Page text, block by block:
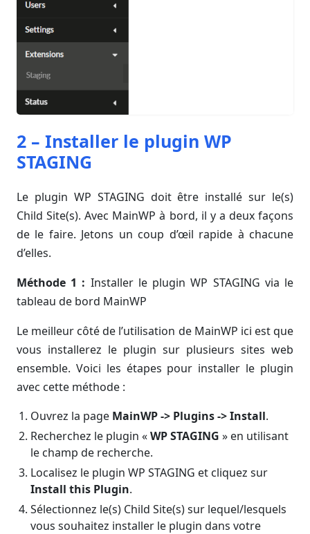
2 – Installer le plugin WP
STAGING
Le plugin WP STAGING doit être installé sur le(s)
Child Site(s). Avec MainWP à bord, il y a deux façons
de le faire. Jetons un coup d’œil rapide à chacune
d’elles.
Méthode 1 : Installer le plugin WP STAGING via le
tableau de bord MainWP
Le meilleur côté de l’utilisation de MainWP ici est que
vous installerez le plugin sur plusieurs sites web
ensemble. Voici les étapes pour installer le plugin
avec cette méthode :
Ouvrez la page MainWP -> Plugins -> Install.
Recherchez le plugin «WP STAGING » en utilisant
le champ de recherche.
Localisez le plugin WP STAGING et cliquez sur
Install this Plugin.
Sélectionnez le(s) Child Site(s) sur lequel/lesquels
vous souhaitez installer le plugin dans votre